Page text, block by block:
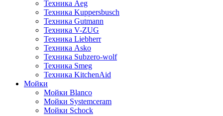
Техника Aeg
Техника Kuppersbusch
Техника Gutmann
Техника V-ZUG
Техника Liebherr
Техника Asko
Техника Subzero-wolf
Техника Smeg
Техника KitchenAid
Мойки
Мойки Blanco
Мойки Systemceram
Мойки Schock